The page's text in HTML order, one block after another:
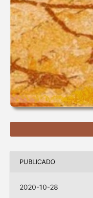
PUBLICADO
2020-10-28